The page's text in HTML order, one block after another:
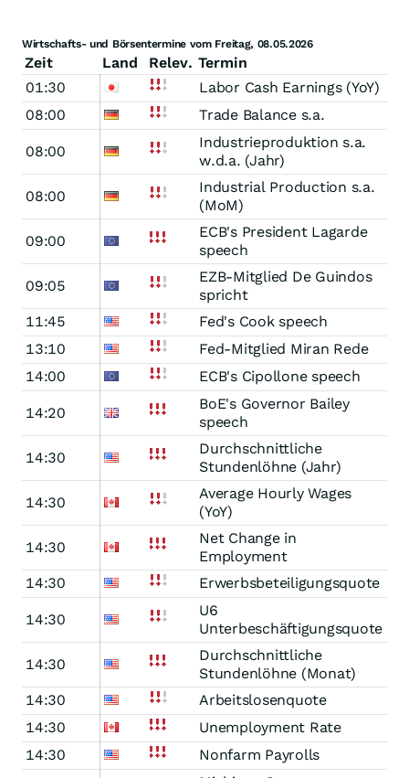
Wirtschafts- und Börsentermine vom Freitag, 08.05.2026
Zeit Land Relev. Termin
01:30
Labor Cash Earnings (YoY)
08:00
Trade Balance s.a.
08:00
Industrieproduktion s.a.
w.d.a. (Jahr)
08:00
Industrial Production s.a.
(MoM)
09:00
ECB's President Lagarde
speech
09:05
EZB-Mitglied De Guindos
spricht
11:45
Fed's Cook speech
13:10
Fed-Mitglied Miran Rede
14:00
ECB's Cipollone speech
14:20
BoE's Governor Bailey
speech
14:30
Durchschnittliche
Stundenlöhne (Jahr)
14:30
Average Hourly Wages
(YoY)
14:30
Net Change in
Employment
14:30
Erwerbsbeteiligungsquote
14:30
U6
Unterbeschäftigungsquote
14:30
Durchschnittliche
Stundenlöhne (Monat)
14:30
Arbeitslosenquote
14:30
Unemployment Rate
14:30
Nonfarm Payrolls